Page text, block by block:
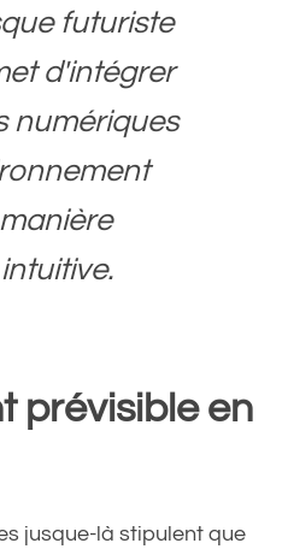
futuriste
d'intégrer
numériques
!
prévisible en
jusque-là stipulent que